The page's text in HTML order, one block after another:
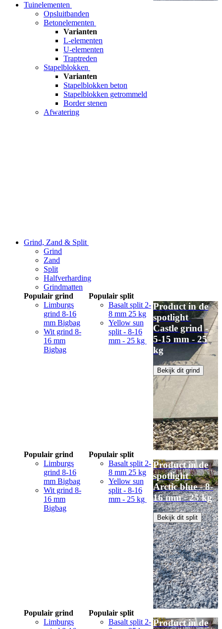
Tuinelementen
Opsluitbanden
Betonelementen
Varianten
L-elementen
U-elementen
Traptreden
Stapelblokken
Varianten
Stapelblokken beton
Stapelblokken getrommeld
Border stenen
Afwatering
Grind, Zand & Split
Grind
Zand
Split
Halfverharding
Grindmatten
Populair grind
Limburgs
grind 8-16
mm Bigbag
Wit grind 8-
16 mm
Bigbag
Populair split
Basalt split 2-
8 mm 25 kg
Yellow sun
split - 8-16
mm - 25 kg
Product in de
spotlight
Castle grind -
5-15 mm - 25
kg
Bekijk dit grind
Populair grind
Limburgs
grind 8-16
mm Bigbag
Wit grind 8-
16 mm
Bigbag
Populair split
Basalt split 2-
8 mm 25 kg
Yellow sun
split - 8-16
mm - 25 kg
Product in de
spotlight
Arctic blue - 8-
16 mm - 25 kg
Bekijk dit split
Populair grind
Limburgs
Populair split
Basalt split 2- Product in de